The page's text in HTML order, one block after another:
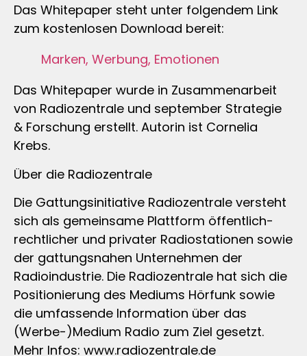
Das Whitepaper steht unter folgendem Link
zum kostenlosen Download bereit:
Marken, Werbung, Emotionen
Das Whitepaper wurde in Zusammenarbeit
von Radiozentrale und september Strategie
& Forschung erstellt. Autorin ist Cornelia
Krebs.
Über die Radiozentrale
Die Gattungsinitiative Radiozentrale versteht
sich als gemeinsame Plattform öffentlich-
rechtlicher und privater Radiostationen sowie
der gattungsnahen Unternehmen der
Radioindustrie. Die Radiozentrale hat sich die
Positionierung des Mediums Hörfunk sowie
die umfassende Information über das
(Werbe-)Medium Radio zum Ziel gesetzt.
Mehr Infos: www.radiozentrale.de